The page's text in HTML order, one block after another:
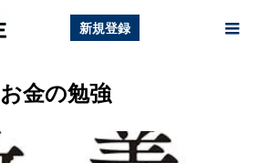
新規登録
お金の勉強